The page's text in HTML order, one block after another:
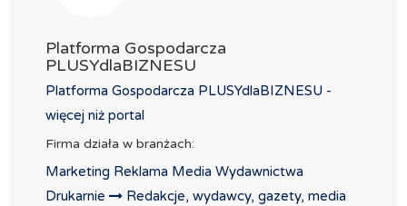
Platforma Gospodarcza
PLUSYdlaBIZNESU
Platforma Gospodarcza PLUSYdlaBIZNESU -
więcej niż portal
Firma działa w branżach:
Marketing Reklama Media Wydawnictwa
Drukarnie
Redakcje, wydawcy, gazety, media